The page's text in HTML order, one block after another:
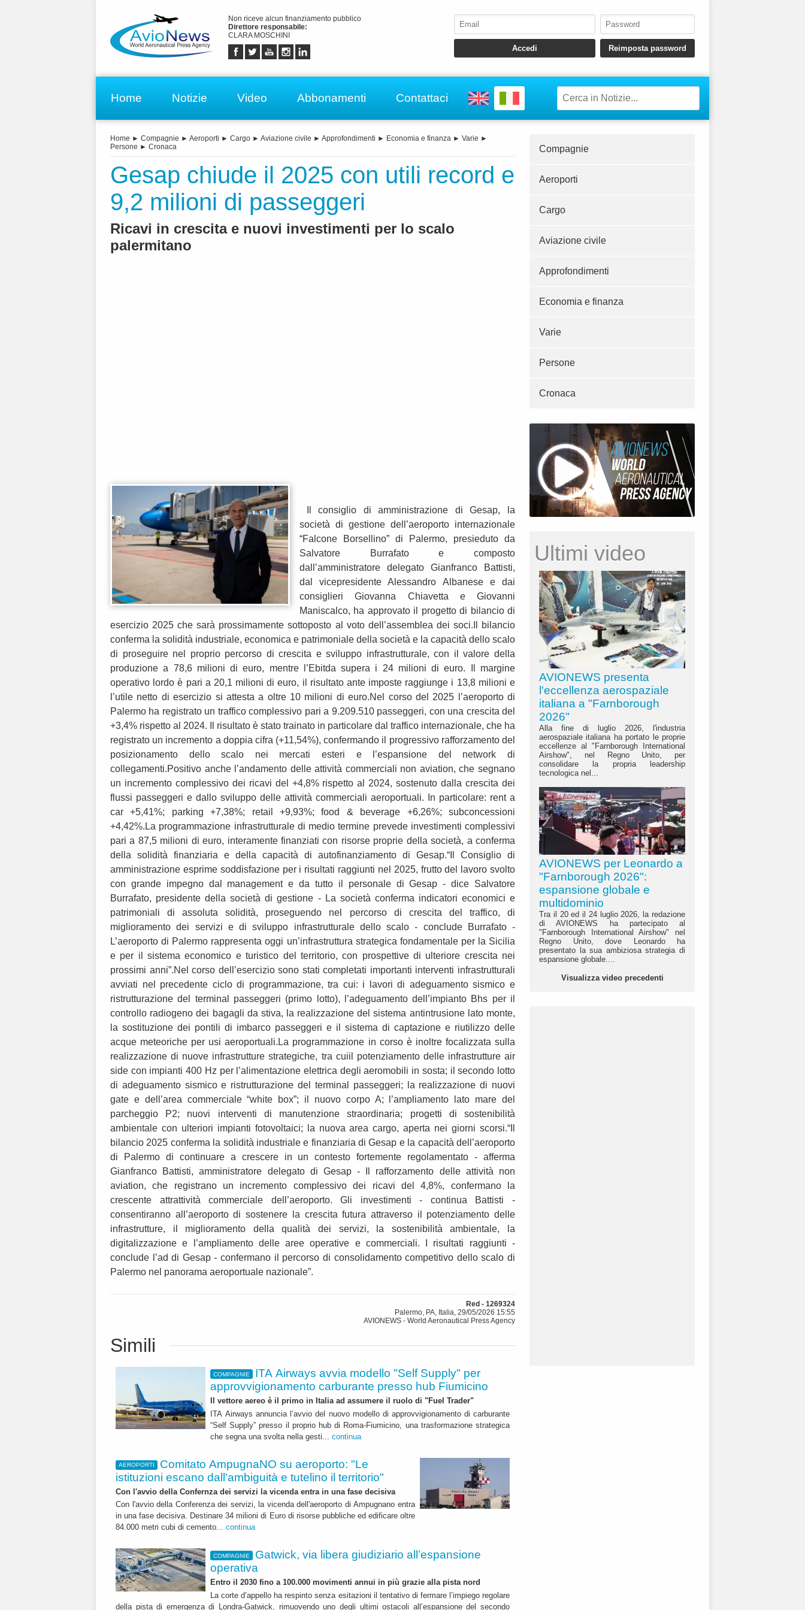
Non riceve alcun finanziamento pubblico
Direttore responsabile:
CLARA MOSCHINI
Home Notizie Video Abbonamenti Contattaci
Home ► Compagnie ► Aeroporti ► Cargo ► Aviazione civile ► Approfondimenti ► Economia e finanza ► Varie ►
Persone ► Cronaca
Gesap chiude il 2025 con utili record e
9,2 milioni di passeggeri
Ricavi in crescita e nuovi investimenti per lo scalo
palermitano
Il consiglio di amministrazione di Gesap, la
società di gestione dell’aeroporto internazionale
“Falcone Borsellino” di Palermo, presieduto da
Salvatore Burrafato e composto
dall’amministratore delegato Gianfranco Battisti,
dal vicepresidente Alessandro Albanese e dai
consiglieri Giovanna Chiavetta e Giovanni
Maniscalco, ha approvato il progetto di bilancio di
esercizio 2025 che sarà prossimamente sottoposto al voto dell’assemblea dei soci.Il bilancio
conferma la solidità industriale, economica e patrimoniale della società e la capacità dello scalo
di proseguire nel proprio percorso di crescita e sviluppo infrastrutturale, con il valore della
produzione a 78,6 milioni di euro, mentre l’Ebitda supera i 24 milioni di euro. Il margine
operativo lordo è pari a 20,1 milioni di euro, il risultato ante imposte raggiunge i 13,8 milioni e
l’utile netto di esercizio si attesta a oltre 10 milioni di euro.Nel corso del 2025 l’aeroporto di
Palermo ha registrato un traffico complessivo pari a 9.209.510 passeggeri, con una crescita del
+3,4% rispetto al 2024. Il risultato è stato trainato in particolare dal traffico internazionale, che ha
registrato un incremento a doppia cifra (+11,54%), confermando il progressivo rafforzamento del
posizionamento dello scalo nei mercati esteri e l’espansione del network di
collegamenti.Positivo anche l’andamento delle attività commerciali non aviation, che segnano
un incremento complessivo dei ricavi del +4,8% rispetto al 2024, sostenuto dalla crescita dei
flussi passeggeri e dallo sviluppo delle attività commerciali aeroportuali. In particolare: rent a
car +5,41%; parking +7,38%; retail +9,93%; food & beverage +6,26%; subconcessioni
+4,42%.La programmazione infrastrutturale di medio termine prevede investimenti complessivi
pari a 87,5 milioni di euro, interamente finanziati con risorse proprie della società, a conferma
della solidità finanziaria e della capacità di autofinanziamento di Gesap.“Il Consiglio di
amministrazione esprime soddisfazione per i risultati raggiunti nel 2025, frutto del lavoro svolto
con grande impegno dal management e da tutto il personale di Gesap - dice Salvatore
Burrafato, presidente della società di gestione - La società conferma indicatori economici e
patrimoniali di assoluta solidità, proseguendo nel percorso di crescita del traffico, di
miglioramento dei servizi e di sviluppo infrastrutturale dello scalo - conclude Burrafato -
L’aeroporto di Palermo rappresenta oggi un’infrastruttura strategica fondamentale per la Sicilia
e per il sistema economico e turistico del territorio, con prospettive di ulteriore crescita nei
prossimi anni”.Nel corso dell’esercizio sono stati completati importanti interventi infrastrutturali
avviati nel precedente ciclo di programmazione, tra cui: i lavori di adeguamento sismico e
ristrutturazione del terminal passeggeri (primo lotto), l’adeguamento dell’impianto Bhs per il
controllo radiogeno dei bagagli da stiva, la realizzazione del sistema antintrusione lato monte,
la sostituzione dei pontili di imbarco passeggeri e il sistema di captazione e riutilizzo delle
acque meteoriche per usi aeroportuali.La programmazione in corso è inoltre focalizzata sulla
realizzazione di nuove infrastrutture strategiche, tra cuiil potenziamento delle infrastrutture air
side con impianti 400 Hz per l’alimentazione elettrica degli aeromobili in sosta; il secondo lotto
di adeguamento sismico e ristrutturazione del terminal passeggeri; la realizzazione di nuovi
gate e dell’area commerciale “white box”; il nuovo corpo A; l’ampliamento lato mare del
parcheggio P2; nuovi interventi di manutenzione straordinaria; progetti di sostenibilità
ambientale con ulteriori impianti fotovoltaici; la nuova area cargo, aperta nei giorni scorsi.“Il
bilancio 2025 conferma la solidità industriale e finanziaria di Gesap e la capacità dell’aeroporto
di Palermo di continuare a crescere in un contesto fortemente regolamentato - afferma
Gianfranco Battisti, amministratore delegato di Gesap - Il rafforzamento delle attività non
aviation, che registrano un incremento complessivo dei ricavi del 4,8%, confermano la
crescente attrattività commerciale dell’aeroporto. Gli investimenti - continua Battisti -
consentiranno all’aeroporto di sostenere la crescita futura attraverso il potenziamento delle
infrastrutture, il miglioramento della qualità dei servizi, la sostenibilità ambientale, la
digitalizzazione e l’ampliamento delle aree operative e commerciali. I risultati raggiunti -
conclude l’ad di Gesap - confermano il percorso di consolidamento competitivo dello scalo di
Palermo nel panorama aeroportuale nazionale”.
Red - 1269324
Palermo, PA, Italia, 29/05/2026 15:55
AVIONEWS - World Aeronautical Press Agency
Simili
COMPAGNIE
ITA Airways avvia modello "Self Supply" per
approvvigionamento carburante presso hub Fiumicino
Il vettore aereo è il primo in Italia ad assumere il ruolo di "Fuel Trader"
ITA Airways annuncia l’avvio del nuovo modello di approvvigionamento di carburante
“Self Supply” presso il proprio hub di Roma-Fiumicino, una trasformazione strategica
che segna una svolta nella gesti... continua
AEROPORTI
Comitato AmpugnaNO su aeroporto: "Le
istituzioni escano dall'ambiguità e tutelino il territorio"
Con l'avvio della Confernza dei servizi la vicenda entra in una fase decisiva
Con l'avvio della Conferenza dei servizi, la vicenda dell'aeroporto di Ampugnano entra
in una fase decisiva. Destinare 34 milioni di Euro di risorse pubbliche ed edificare oltre
84.000 metri cubi di cemento... continua
COMPAGNIE
Gatwick, via libera giudiziario all’espansione
operativa
Entro il 2030 fino a 100.000 movimenti annui in più grazie alla pista nord
La corte d’appello ha respinto senza esitazioni il tentativo di fermare l’impiego regolare
della pista di emergenza di Londra-Gatwick, rimuovendo uno degli ultimi ostacoli all’espansione del secondo
Compagnie
Aeroporti
Cargo
Aviazione civile
Approfondimenti
Economia e finanza
Varie
Persone
Cronaca
Ultimi video
AVIONEWS presenta
l'eccellenza aerospaziale
italiana a "Farnborough
2026"
Alla fine di luglio 2026, l'industria
aerospaziale italiana ha portato le proprie
eccellenze al "Farnborough International
Airshow", nel Regno Unito, per
consolidare la propria leadership
tecnologica nel...
AVIONEWS per Leonardo a
"Farnborough 2026":
espansione globale e
multidominio
Tra il 20 ed il 24 luglio 2026, la redazione
di AVIONEWS ha partecipato al
"Farnborough International Airshow" nel
Regno Unito, dove Leonardo ha
presentato la sua ambiziosa strategia di
espansione globale....
Visualizza video precedenti